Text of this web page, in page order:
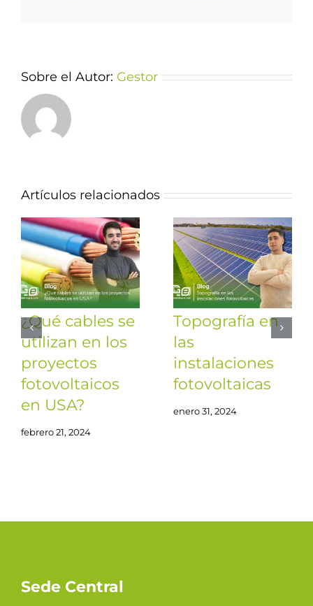
Sobre el Autor: Gestor
Artículos relacionados
¿Qué cables se
utilizan en los
proyectos
fotovoltaicos
en USA?
febrero 21, 2024
Topografía en
las
instalaciones
fotovoltaicas
enero 31, 2024
Sede Central